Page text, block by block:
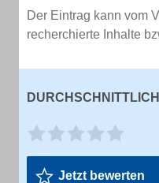
Der Eintrag kann vom
recherchierte Inhalte
Jetzt bewerten